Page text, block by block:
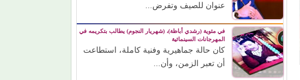
عنوان للصيف وتفرض...
في مئوية (رشدي أباظة)، (شهريار النجوم) يطالب بتكريمه في
المهرجانات السينمائية
كان حالة جماهيرية وفنية كاملة، استطاعت
أن تعبر الزمن، وأن...